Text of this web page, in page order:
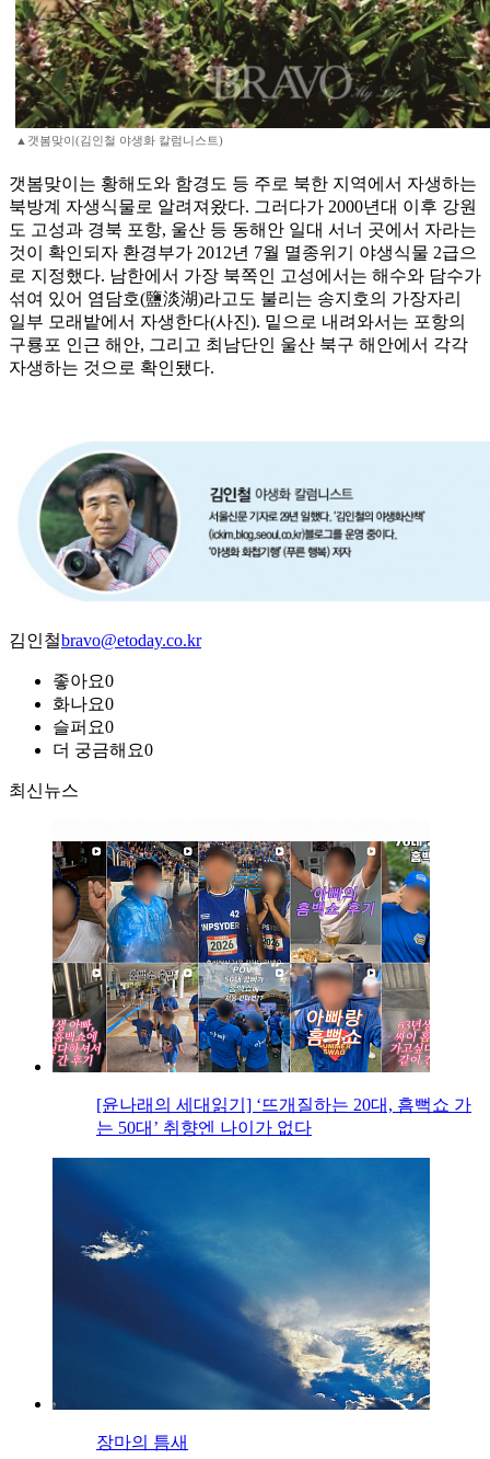
▲갯봄맞이(김인철 야생화 칼럼니스트)
갯봄맞이는 황해도와 함경도 등 주로 북한 지역에서 자생하는
북방계 자생식물로 알려져왔다. 그러다가 2000년대 이후 강원
도 고성과 경북 포항, 울산 등 동해안 일대 서너 곳에서 자라는
것이 확인되자 환경부가 2012년 7월 멸종위기 야생식물 2급으
로 지정했다. 남한에서 가장 북쪽인 고성에서는 해수와 담수가
섞여 있어 염담호(鹽淡湖)라고도 불리는 송지호의 가장자리
일부 모래밭에서 자생한다(사진). 밑으로 내려와서는 포항의
구룡포 인근 해안, 그리고 최남단인 울산 북구 해안에서 각각
자생하는 것으로 확인됐다.
김인철bravo@etoday.co.kr
좋아요0
화나요0
슬퍼요0
더 궁금해요0
최신뉴스
[윤나래의 세대읽기] ‘뜨개질하는 20대, 흠뻑쇼 가
는 50대’ 취향엔 나이가 없다
장마의 틈새